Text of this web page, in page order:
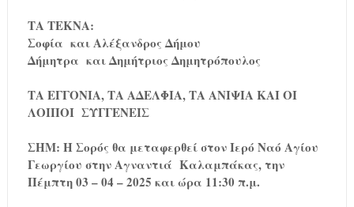
ΤΑ ΤΕΚΝΑ:
Σοφία και Αλέξανδρος Δήμου
Δήμητρα και Δημήτριος Δημητρόπουλος
ΤΑ ΕΓΓΟΝΙΑ, ΤΑ ΑΔΕΛΦΙΑ, ΤΑ ΑΝΙΨΙΑ ΚΑΙ ΟΙ
ΛΟΙΠΟΙ ΣΥΓΓΕΝΕΙΣ
ΣΗΜ: Η Σορός θα μεταφερθεί στον Ιερό Ναό Αγίου
Γεωργίου στην Αγναντιά Καλαμπάκας, την
Πέμπτη 03 – 04 – 2025 και ώρα 11:30 π.μ.